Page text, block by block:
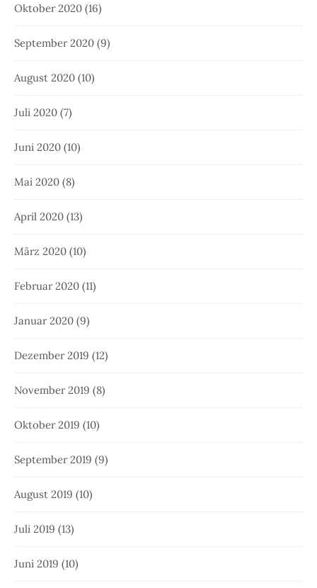
Oktober 2020 (16)
September 2020 (9)
August 2020 (10)
Juli 2020 (7)
Juni 2020 (10)
Mai 2020 (8)
April 2020 (13)
März 2020 (10)
Februar 2020 (11)
Januar 2020 (9)
Dezember 2019 (12)
November 2019 (8)
Oktober 2019 (10)
September 2019 (9)
August 2019 (10)
Juli 2019 (13)
Juni 2019 (10)